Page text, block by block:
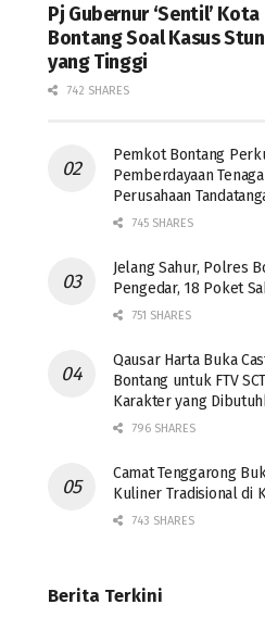
Pj Gubernur ‘Sentil’ Kota
Bontang Soal Kasus
yang Tinggi
742 SHARES
Pemkot Bontang
Pemberdayaan
Perusahaan
745 SHARES
Jelang Sahur, Polres
Pengedar, 18 Poket
751 SHARES
Qausar Harta Buka
Bontang untuk FTV
Karakter yang
796 SHARES
Camat Tenggarong
Kuliner Tradisional di
743 SHARES
Berita Terkini